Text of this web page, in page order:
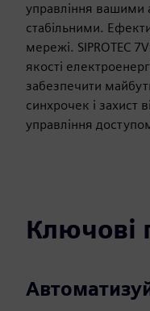
управління вашими
стабільними.
мережі. SIPROTEC
якості
забезпечити
синхрочек і захист
управління
Ключові